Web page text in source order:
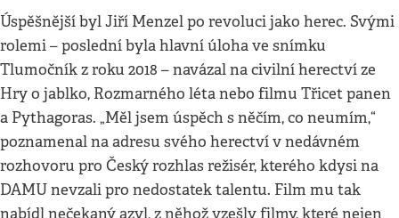
Úspěšnější byl Jiří Menzel po revoluci jako herec. Svými
rolemi – poslední byla hlavní úloha ve snímku
Tlumočník z roku 2018 – navázal na civilní herectví ze
Hry o jablko, Rozmarného léta nebo filmu Třicet panen
a Pythagoras. „Měl jsem úspěch s něčím, co neumím,“
poznamenal na adresu svého herectví v nedávném
rozhovoru pro Český rozhlas režisér, kterého kdysi na
DAMU nevzali pro nedostatek talentu. Film mu tak